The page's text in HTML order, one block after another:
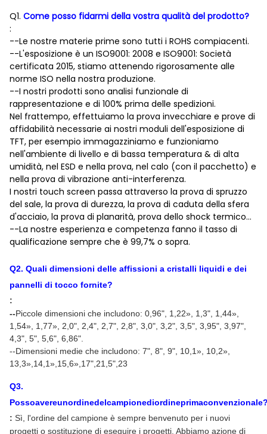
Q1. Come posso fidarmi della vostra qualità del prodotto?
:
--Le nostre materie prime sono tutti i ROHS compiacenti.
--L'esposizione è un ISO9001: 2008 e ISO9001: Società
certificata 2015, stiamo attenendo rigorosamente alle
norme ISO nella nostra produzione.
--I nostri prodotti sono analisi funzionale di
rappresentazione e di 100% prima delle spedizioni.
Nel frattempo, effettuiamo la prova invecchiare e prove di
affidabilità necessarie ai nostri moduli dell'esposizione di
TFT, per esempio immagazziniamo e funzioniamo
nell'ambiente di livello e di bassa temperatura & di alta
umidità, nel ESD e nella prova, nel calo (con il pacchetto) e
nella prova di vibrazione anti-interferenza.
I nostri touch screen passa attraverso la prova di spruzzo
del sale, la prova di durezza, la prova di caduta della sfera
d'acciaio, la prova di planarità, prova dello shock termico…
--La nostre esperienza e competenza fanno il tasso di
qualificazione sempre che è 99,7% o sopra.
Q2. Quali dimensioni delle affissioni a cristalli liquidi e dei
pannelli di tocco fornite?
:
--Piccole dimensioni che includono: 0,96" , 1,22» , 1,3", 1,44»
1,54» , 1,77» , 2,0", 2,4", 2,7", 2,8", 3,0", 3,2", 3,5", 3,95", 3,97",
4,3", 5", 5,6", 6,86".
--Dimensioni medie che includono: 7", 8", 9", 10,1» , 10,2»
13,3»,14,1»,15,6»,17",21,5",23
Q3.
: Sì, l'ordine del campione è sempre benvenuto per i nuovi
progetti o sostituzione di eseguire i progetti. Abbiamo azione di